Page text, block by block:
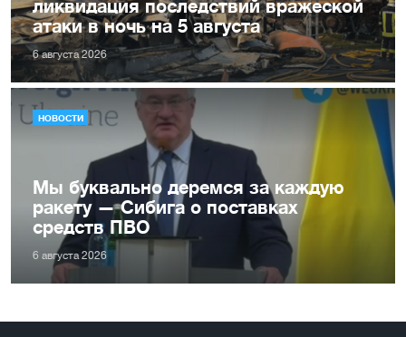
ликвидация последствий вражеской
атаки в ночь на 5 августа
6 августа 2026
НОВОСТИ
Мы буквально деремся за каждую
ракету — Сибига о поставках
средств ПВО
6 августа 2026